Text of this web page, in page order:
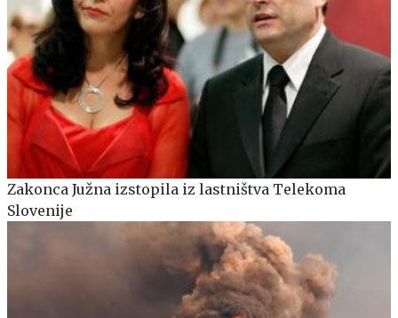
Zakonca Južna izstopila iz lastništva Telekoma
Slovenije